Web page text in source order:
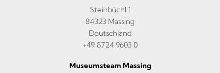
Steinbüchl 1
84323 Massing
Deutschland
+49 8724 9603 0
Museumsteam Massing